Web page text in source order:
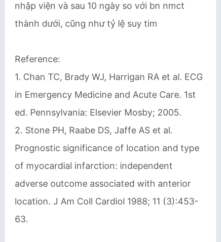
nhập viện và sau 10 ngày so với bn nmct
thành dưới, cũng như tỷ lệ suy tim
Reference:
1. Chan TC, Brady WJ, Harrigan RA et al. ECG
in Emergency Medicine and Acute Care. 1st
ed. Pennsylvania: Elsevier Mosby; 2005.
2. Stone PH, Raabe DS, Jaffe AS et al.
Prognostic significance of location and type
of myocardial infarction: independent
adverse outcome associated with anterior
location. J Am Coll Cardiol 1988; 11 (3):453-
63.